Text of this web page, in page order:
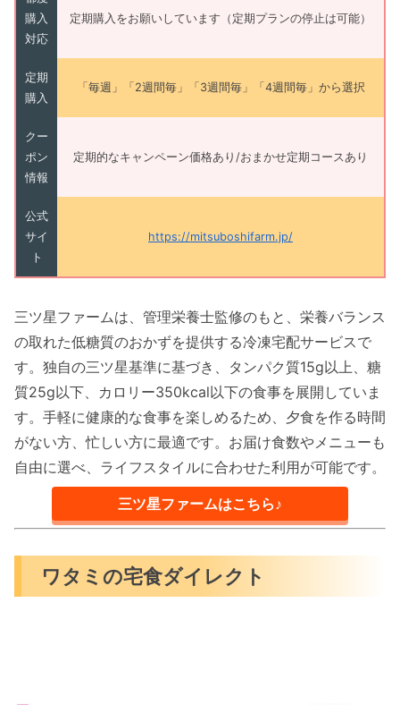
購入
対応
定期購入をお願いしています（定期プランの停止は可能）
定期
購入
「毎週」「2週間毎」「3週間毎」「4週間毎」から選択
クー
ポン
情報
定期的なキャンペーン価格あり/おまかせ定期コースあり
公式
サイ
ト
https://mitsuboshifarm.jp/
三ツ星ファームは、管理栄養士監修のもと、栄養バランス
の取れた低糖質のおかずを提供する冷凍宅配サービスで
す。独自の三ツ星基準に基づき、タンパク質15g以上、糖
質25g以下、カロリー350kcal以下の食事を展開していま
す。手軽に健康的な食事を楽しめるため、夕食を作る時間
がない方、忙しい方に最適です。お届け食数やメニューも
自由に選べ、ライフスタイルに合わせた利用が可能です。
三ツ星ファームはこちら♪
ワタミの宅食ダイレクト